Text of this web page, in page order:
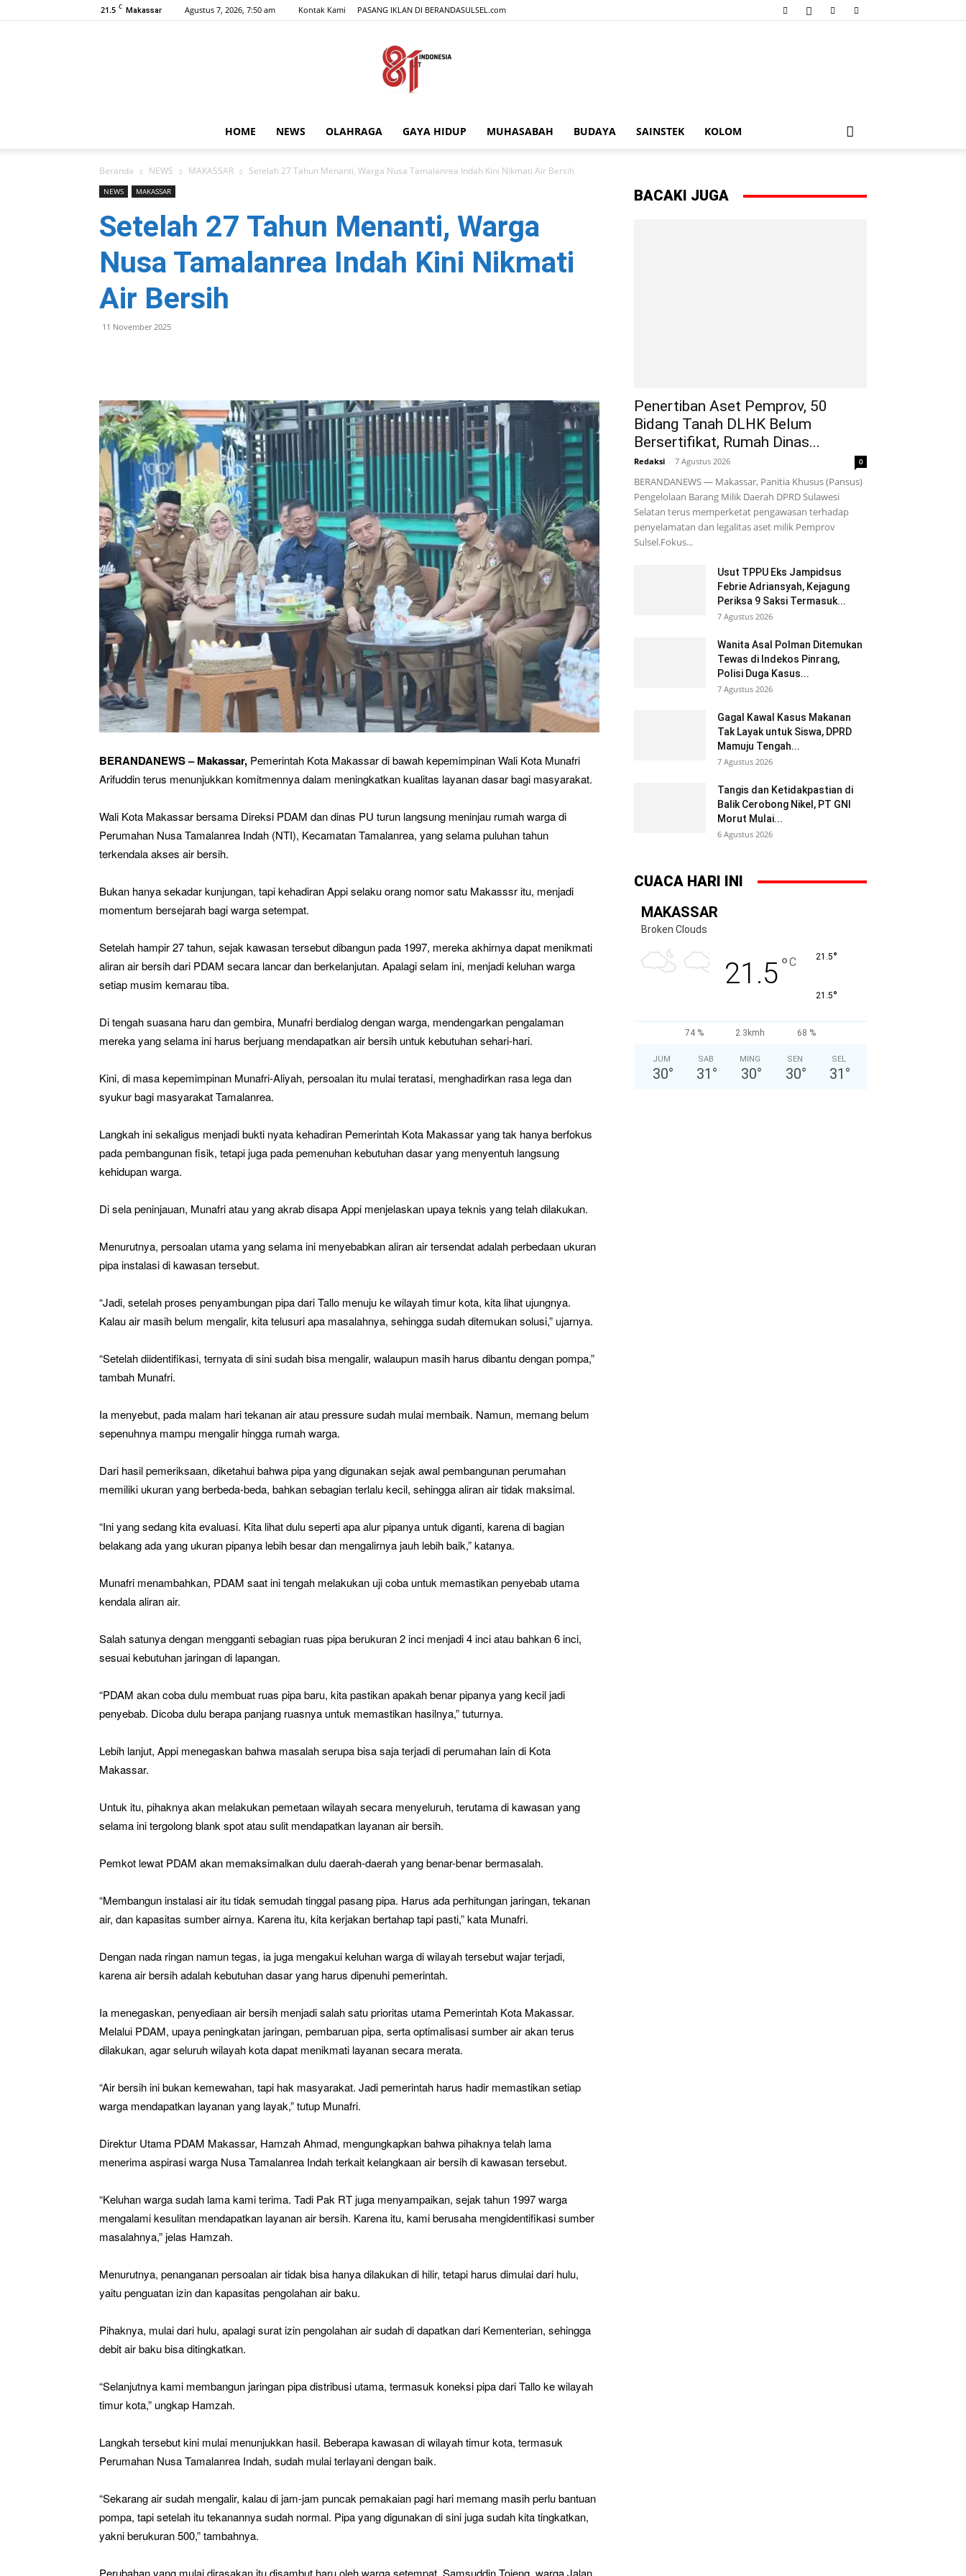
21.5 C Makassar Agustus 7, 2026, 7:50 am Kontak Kami PASANG IKLAN DI BERANDASULSEL.com
HOME NEWS OLAHRAGA GAYA HIDUP MUHASABAH BUDAYA SAINSTEK KOLOM
Beranda NEWS MAKASSAR Setelah 27 Tahun Menanti, Warga Nusa Tamalanrea Indah Kini Nikmati Air Bersih
NEWS MAKASSAR
Setelah 27 Tahun Menanti, Warga
Nusa Tamalanrea Indah Kini Nikmati
Air Bersih
11 November 2025
BERANDANEWS – Makassar, Pemerintah Kota Makassar di bawah kepemimpinan Wali Kota Munafri
Arifuddin terus menunjukkan komitmennya dalam meningkatkan kualitas layanan dasar bagi masyarakat.
Wali Kota Makassar bersama Direksi PDAM dan dinas PU turun langsung meninjau rumah warga di
Perumahan Nusa Tamalanrea Indah (NTI), Kecamatan Tamalanrea, yang selama puluhan tahun
terkendala akses air bersih.
Bukan hanya sekadar kunjungan, tapi kehadiran Appi selaku orang nomor satu Makasssr itu, menjadi
momentum bersejarah bagi warga setempat.
Setelah hampir 27 tahun, sejak kawasan tersebut dibangun pada 1997, mereka akhirnya dapat menikmati
aliran air bersih dari PDAM secara lancar dan berkelanjutan. Apalagi selam ini, menjadi keluhan warga
setiap musim kemarau tiba.
Di tengah suasana haru dan gembira, Munafri berdialog dengan warga, mendengarkan pengalaman
mereka yang selama ini harus berjuang mendapatkan air bersih untuk kebutuhan sehari-hari.
Kini, di masa kepemimpinan Munafri-Aliyah, persoalan itu mulai teratasi, menghadirkan rasa lega dan
syukur bagi masyarakat Tamalanrea.
Langkah ini sekaligus menjadi bukti nyata kehadiran Pemerintah Kota Makassar yang tak hanya berfokus
pada pembangunan fisik, tetapi juga pada pemenuhan kebutuhan dasar yang menyentuh langsung
kehidupan warga.
Di sela peninjauan, Munafri atau yang akrab disapa Appi menjelaskan upaya teknis yang telah dilakukan.
Menurutnya, persoalan utama yang selama ini menyebabkan aliran air tersendat adalah perbedaan ukuran
pipa instalasi di kawasan tersebut.
“Jadi, setelah proses penyambungan pipa dari Tallo menuju ke wilayah timur kota, kita lihat ujungnya.
Kalau air masih belum mengalir, kita telusuri apa masalahnya, sehingga sudah ditemukan solusi,” ujarnya.
“Setelah diidentifikasi, ternyata di sini sudah bisa mengalir, walaupun masih harus dibantu dengan pompa,”
tambah Munafri.
Ia menyebut, pada malam hari tekanan air atau pressure sudah mulai membaik. Namun, memang belum
sepenuhnya mampu mengalir hingga rumah warga.
Dari hasil pemeriksaan, diketahui bahwa pipa yang digunakan sejak awal pembangunan perumahan
memiliki ukuran yang berbeda-beda, bahkan sebagian terlalu kecil, sehingga aliran air tidak maksimal.
“Ini yang sedang kita evaluasi. Kita lihat dulu seperti apa alur pipanya untuk diganti, karena di bagian
belakang ada yang ukuran pipanya lebih besar dan mengalirnya jauh lebih baik,” katanya.
Munafri menambahkan, PDAM saat ini tengah melakukan uji coba untuk memastikan penyebab utama
kendala aliran air.
Salah satunya dengan mengganti sebagian ruas pipa berukuran 2 inci menjadi 4 inci atau bahkan 6 inci,
sesuai kebutuhan jaringan di lapangan.
“PDAM akan coba dulu membuat ruas pipa baru, kita pastikan apakah benar pipanya yang kecil jadi
penyebab. Dicoba dulu berapa panjang ruasnya untuk memastikan hasilnya,” tuturnya.
Lebih lanjut, Appi menegaskan bahwa masalah serupa bisa saja terjadi di perumahan lain di Kota
Makassar.
Untuk itu, pihaknya akan melakukan pemetaan wilayah secara menyeluruh, terutama di kawasan yang
selama ini tergolong blank spot atau sulit mendapatkan layanan air bersih.
Pemkot lewat PDAM akan memaksimalkan dulu daerah-daerah yang benar-benar bermasalah.
“Membangun instalasi air itu tidak semudah tinggal pasang pipa. Harus ada perhitungan jaringan, tekanan
air, dan kapasitas sumber airnya. Karena itu, kita kerjakan bertahap tapi pasti,” kata Munafri.
Dengan nada ringan namun tegas, ia juga mengakui keluhan warga di wilayah tersebut wajar terjadi,
karena air bersih adalah kebutuhan dasar yang harus dipenuhi pemerintah.
Ia menegaskan, penyediaan air bersih menjadi salah satu prioritas utama Pemerintah Kota Makassar.
Melalui PDAM, upaya peningkatan jaringan, pembaruan pipa, serta optimalisasi sumber air akan terus
dilakukan, agar seluruh wilayah kota dapat menikmati layanan secara merata.
“Air bersih ini bukan kemewahan, tapi hak masyarakat. Jadi pemerintah harus hadir memastikan setiap
warga mendapatkan layanan yang layak,” tutup Munafri.
Direktur Utama PDAM Makassar, Hamzah Ahmad, mengungkapkan bahwa pihaknya telah lama
menerima aspirasi warga Nusa Tamalanrea Indah terkait kelangkaan air bersih di kawasan tersebut.
“Keluhan warga sudah lama kami terima. Tadi Pak RT juga menyampaikan, sejak tahun 1997 warga
mengalami kesulitan mendapatkan layanan air bersih. Karena itu, kami berusaha mengidentifikasi sumber
masalahnya,” jelas Hamzah.
Menurutnya, penanganan persoalan air tidak bisa hanya dilakukan di hilir, tetapi harus dimulai dari hulu,
yaitu penguatan izin dan kapasitas pengolahan air baku.
Pihaknya, mulai dari hulu, apalagi surat izin pengolahan air sudah di dapatkan dari Kementerian, sehingga
debit air baku bisa ditingkatkan.
“Selanjutnya kami membangun jaringan pipa distribusi utama, termasuk koneksi pipa dari Tallo ke wilayah
timur kota,” ungkap Hamzah.
Langkah tersebut kini mulai menunjukkan hasil. Beberapa kawasan di wilayah timur kota, termasuk
Perumahan Nusa Tamalanrea Indah, sudah mulai terlayani dengan baik.
“Sekarang air sudah mengalir, kalau di jam-jam puncak pemakaian pagi hari memang masih perlu bantuan
pompa, tapi setelah itu tekanannya sudah normal. Pipa yang digunakan di sini juga sudah kita tingkatkan,
yakni berukuran 500,” tambahnya.
Perubahan yang mulai dirasakan itu disambut haru oleh warga setempat. Samsuddin Tojeng, warga Jalan
BACAKI JUGA
Penertiban Aset Pemprov, 50
Bidang Tanah DLHK Belum
Bersertifikat, Rumah Dinas...
Redaksi - 7 Agustus 2026 0
BERANDANEWS — Makassar, Panitia Khusus (Pansus)
Pengelolaan Barang Milik Daerah DPRD Sulawesi
Selatan terus memperketat pengawasan terhadap
penyelamatan dan legalitas aset milik Pemprov
Sulsel.Fokus...
Usut TPPU Eks Jampidsus
Febrie Adriansyah, Kejagung
Periksa 9 Saksi Termasuk...
7 Agustus 2026
Wanita Asal Polman Ditemukan
Tewas di Indekos Pinrang,
Polisi Duga Kasus...
7 Agustus 2026
Gagal Kawal Kasus Makanan
Tak Layak untuk Siswa, DPRD
Mamuju Tengah...
7 Agustus 2026
Tangis dan Ketidakpastian di
Balik Cerobong Nikel, PT GNI
Morut Mulai...
6 Agustus 2026
CUACA HARI INI
MAKASSAR
Broken Clouds
21.5°C 21.5°
21.5°
74 % 2.3kmh 68 %
JUM
30°
SAB
31 °
MING
30°
SEN
30°
SEL
31 °